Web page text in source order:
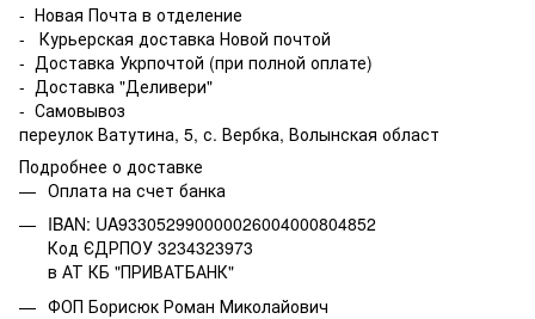
- Новая Почта в отделение
- Курьерская доставка Новой почтой
- Доставка Укрпочтой (при полной оплате)
- Доставка "Деливери"
- Самовывоз
переулок Ватутина, 5, с. Вербка, Волынская област
Подробнее о доставке
Оплата на счет банка
IBAN: UA933052990000026004000804852
Код ЄДРПОУ 3234323973
в АТ КБ "ПРИВАТБАНК"
ФОП Борисюк Роман Миколайович